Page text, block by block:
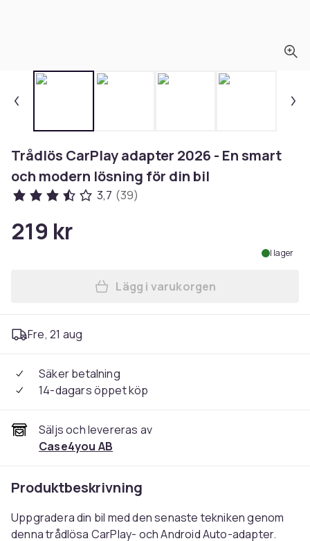
Trådlös CarPlay adapter 2026 - En smart
och modern lösning för din bil
3,7 (39)
219 kr
I lager
Lägg till Trådlös CarPlay
Lägg i varukorgen
Fre, 21 aug
Säker betalning
14-dagars öppet köp
Säljs och levereras av
Case4you AB
Produktbeskrivning
Uppgradera din bil med den senaste tekniken genom
denna trådlösa CarPlay- och Android Auto-adapter.